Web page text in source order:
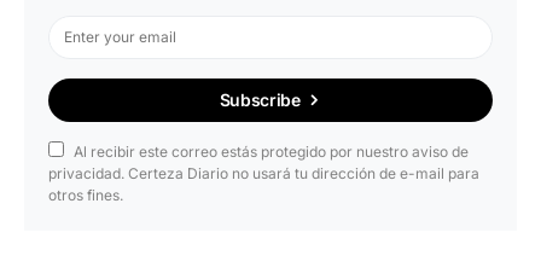
Subscribe
Al recibir este correo estás protegido por nuestro aviso de
privacidad. Certeza Diario no usará tu dirección de e-mail para
otros fines.